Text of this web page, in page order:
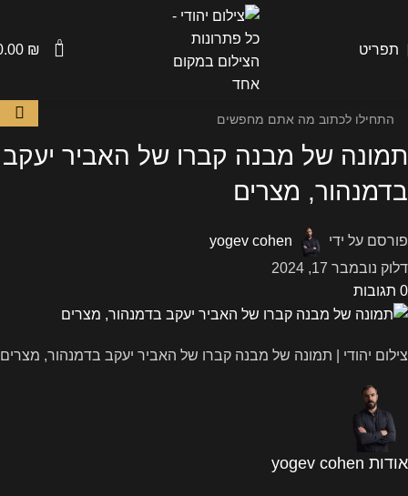
תפריט 0
₪
תמונה של מבנה קברו של האביר יעקב
בדמנהור, מצרים
פורסם על ידי
yogev cohen
דלוק נובמבר 17, 2024
0 תגובות
צילום יהודי | תמונה של מבנה קברו של האביר יעקב בדמנהור, מצרים
אודות yogev cohen